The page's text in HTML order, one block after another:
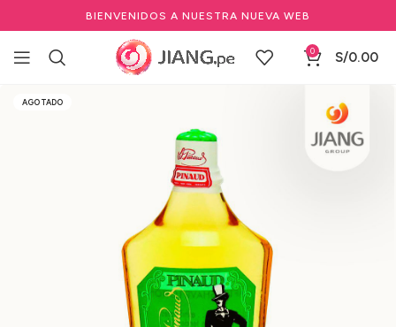
BIENVENIDOS A NUESTRA NUEVA WEB
0 S/0.00
Inicio Marcas Profesionales de Belleza
CLUBMAN PINAUD
AGOTADO